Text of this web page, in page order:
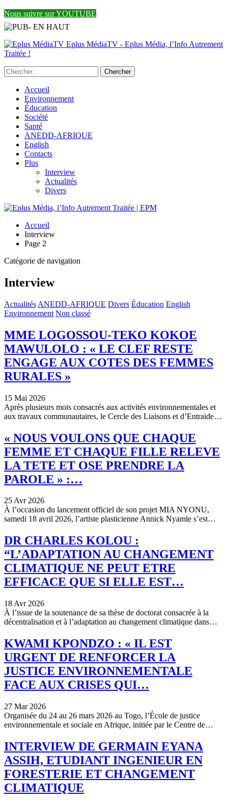
Nous suivre sur YOUTUBE
Eplus MédiaTV - Eplus Média, l’Info Autrement
Traitée !
Accueil
Environnement
Éducation
Société
Santé
ANEDD-AFRIQUE
English
Contacts
Plus
Interview
Actualités
Divers
Accueil
Interview
Page 2
Catégorie de navigation
Interview
Actualités ANEDD-AFRIQUE Divers Éducation English
Environnement Non classé
MME LOGOSSOU-TEKO KOKOE
MAWULOLO : « LE CLEF RESTE
ENGAGE AUX COTES DES FEMMES
RURALES »
15 Mai 2026
Après plusieurs mois consacrés aux activités environnementales et
aux travaux communautaires, le Cercle des Liaisons et d’Entraide…
« NOUS VOULONS QUE CHAQUE
FEMME ET CHAQUE FILLE RELEVE
LA TETE ET OSE PRENDRE LA
PAROLE » :…
25 Avr 2026
À l’occasion du lancement officiel de son projet MIA NYONU,
samedi 18 avril 2026, l’artiste plasticienne Annick Nyamle s’est…
DR CHARLES KOLOU :
“L’ADAPTATION AU CHANGEMENT
CLIMATIQUE NE PEUT ETRE
EFFICACE QUE SI ELLE EST…
18 Avr 2026
À l’issue de la soutenance de sa thèse de doctorat consacrée à la
décentralisation et à l’adaptation au changement climatique dans…
KWAMI KPONDZO : « IL EST
URGENT DE RENFORCER LA
JUSTICE ENVIRONNEMENTALE
FACE AUX CRISES QUI…
27 Mar 2026
Organisée du 24 au 26 mars 2026 au Togo, l’École de justice
environnementale et sociale en Afrique, initiée par le Centre de…
INTERVIEW DE GERMAIN EYANA
ASSIH, ETUDIANT INGENIEUR EN
FORESTERIE ET CHANGEMENT
CLIMATIQUE